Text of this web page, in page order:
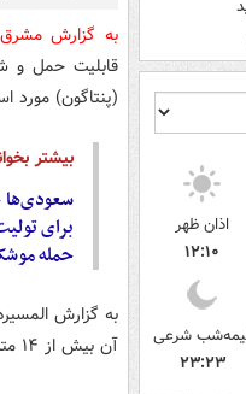
اذان ظهر
۱۲:۱۰
شرعی
۲۳:۲۳
به گزارش
قابلیت حمل و
(پنتاگون) مورد
بیشتر
سعودی‌ها
برای
حمله
آن بیش از ۱۴ متر، وزن بدون موشک آن ۵۱۲ کیلوگرم و برد آن هزار و ۱۰۰ کیلومتر است.